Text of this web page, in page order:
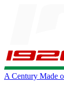
A Century Made